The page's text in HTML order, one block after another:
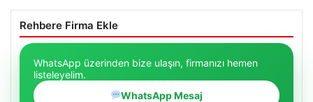
Rehbere Firma Ekle
WhatsApp üzerinden bize ulaşın, firmanızı hemen
listeleyelim.
WhatsApp Mesaj